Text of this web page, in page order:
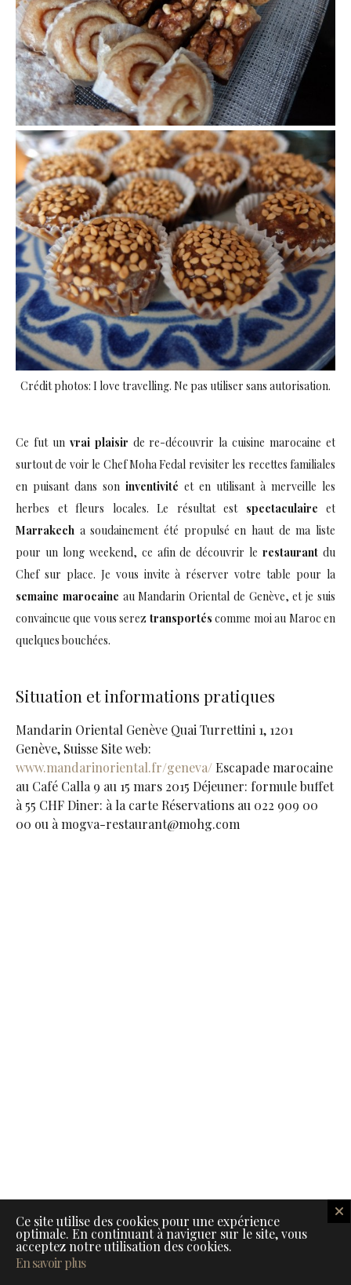
Crédit photos: I love travelling. Ne pas utiliser sans autorisation.
Ce fut un vrai plaisir de re-découvrir la cuisine marocaine et
surtout de voir le Chef Moha Fedal revisiter les recettes familiales
en puisant dans son inventivité et en utilisant à merveille les
herbes et fleurs locales. Le résultat est spectaculaire et
Marrakech a soudainement été propulsé en haut de ma liste
pour un long weekend, ce afin de découvrir lerestaurant du
Chef sur place. Je vous invite à réserver votre table pour la
semaine marocaine au Mandarin Oriental de Genève, et je suis
convaincue que vous serez transportés comme moi au Maroc en
quelques bouchées.
Situation et informations pratiques
Mandarin Oriental Genève Quai Turrettini 1, 1201
Genève, Suisse Site web:
www.mandarinoriental.fr/geneva/Escapade marocaine
au Café Calla 9 au 15 mars 2015 Déjeuner: formule buffet
à 55 CHF Diner: à la carte Réservations au 022 909 00
00 ou à mogva-restaurant@mohg.com
Vous avez aimé Moha Fedal au Mandarin
Oriental Genève? Alors commentez et
partagez…
Ce site utilise des cookies pour une expérience
optimale. En continuant à naviguer sur le site, vous
acceptez notre utilisation des cookies.
En savoir plus